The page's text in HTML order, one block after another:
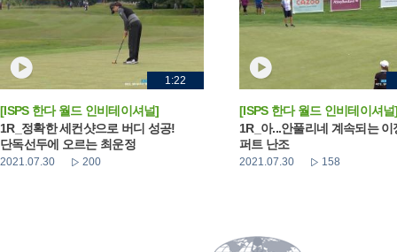
1:22
[ISPS 한다 월드 인비테이셔널]
1R_정확한 세컨샷으로 버디 성공!
단독선두에 오르는 최운정
2021.07.30 200
[ISPS 한다 월드 인비테이셔
1R_아...안풀리네 계속되는 이
퍼트 난조
2021.07.30 158